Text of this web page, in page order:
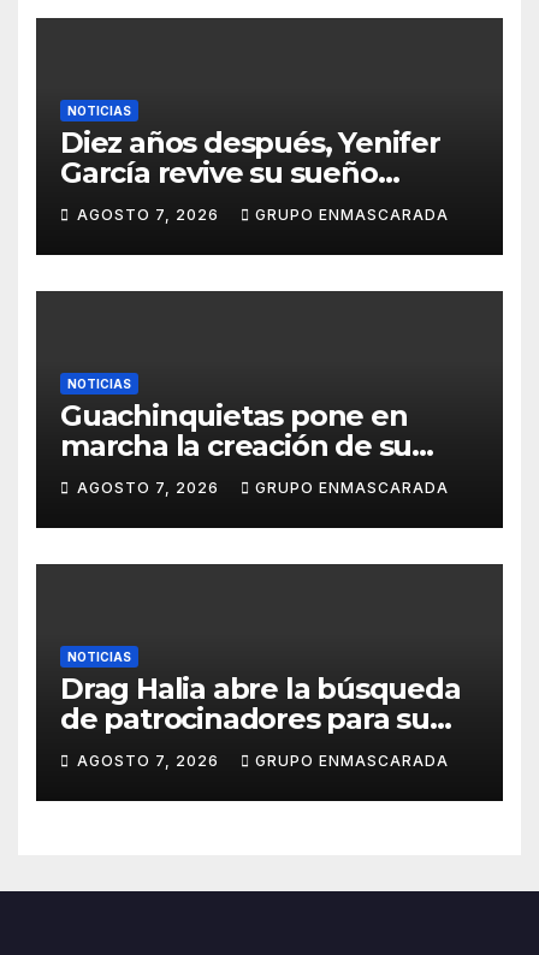
Canaria
NOTICIAS
Diez años después, Yenifer
García revive su sueño
carnavalero en el vídeo de
presentación de San Juan de
la Rambla para el Grand Prix
AGOSTO 7, 2026 GRUPO ENMASCARADA
NOTICIAS
Guachinquietas pone en
marcha la creación de su
repertorio para el Carnaval
2027
AGOSTO 7, 2026 GRUPO ENMASCARADA
NOTICIAS
Drag Halia abre la búsqueda
de patrocinadores para su
participación en el Carnaval
de Las Palmas de Gran
Canaria 2027
AGOSTO 7, 2026 GRUPO ENMASCARADA